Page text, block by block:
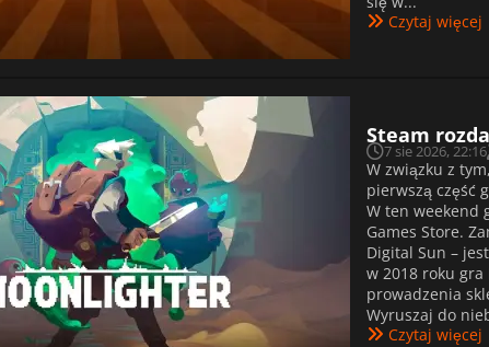
Czytaj więcej
Steam
7 sie 2026, 22:16
W związku z
pierwszą część
W ten weekend
Games Store.
Digital Sun –
w 2018 roku
prowadzenia
Wyruszaj do
Czytaj więcej